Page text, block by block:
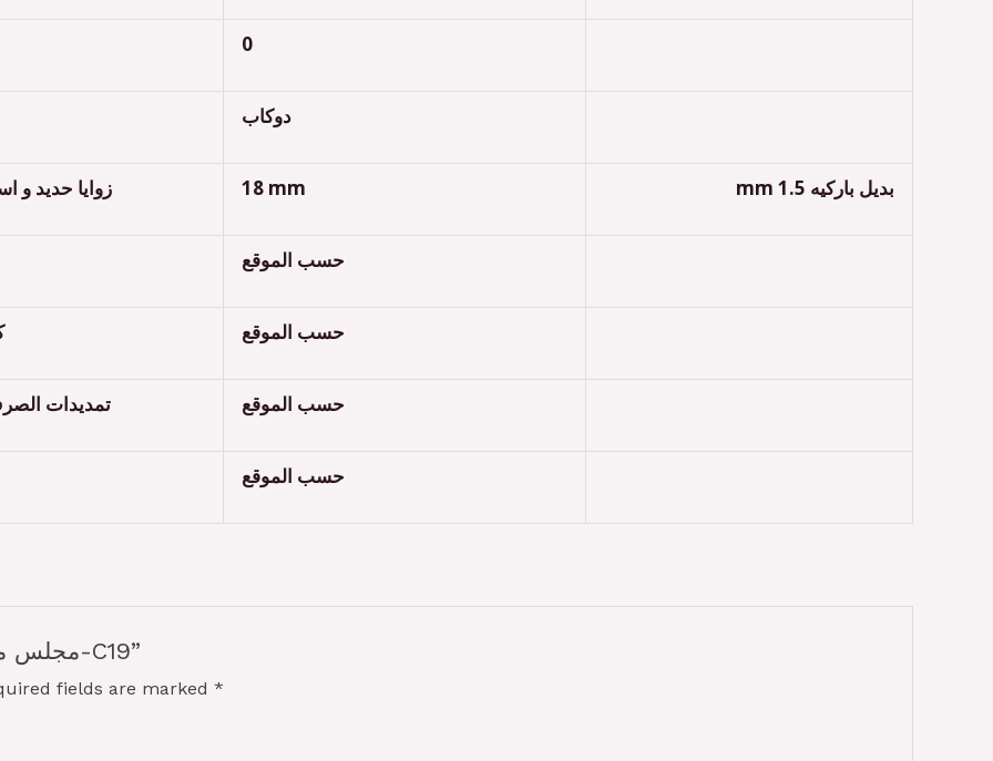
0
زوايا حديد و 18 mm بديل باركيه 1.5 mm
حسب الموقع
كبل كهرباء حسب الموقع
تمديدات حسب الموقع
حسب الموقع
Be the first to review “مجلس مع غرفة 7*5-C19”
fields are marked *